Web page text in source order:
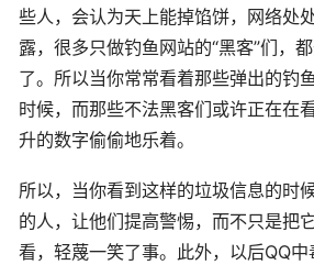
些人，会认为天上能掉馅饼，网络处
露，很多只做钓鱼网站的“黑客”们，
了。所以当你常常看着那些弹出的钓
时候，而那些不法黑客们或许正在在
升的数字偷偷地乐着。
所以，当你看到这样的垃圾信息的时
的人，让他们提高警惕，而不只是把
看，轻蔑一笑了事。此外，以后QQ